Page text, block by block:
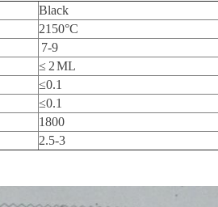
Black
2150°C
7-9
≤ 2 ML
≤0.1
≤0.1
1800
2.5-3